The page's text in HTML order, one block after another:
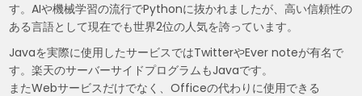
す。AIや機械学習の流行でPythonに抜かれましたが、高い信頼性の
ある言語として現在でも世界2位の人気を誇っています。
Javaを実際に使用したサービスではTwitterやEver noteが有名で
す。楽天のサーバーサイドプログラムもJavaです。
またWebサービスだけでなく、Officeの代わりに使用できる